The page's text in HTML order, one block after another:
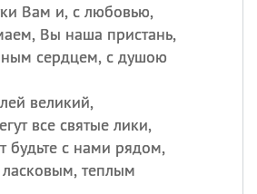
Вам и, с любовью,
Вы наша пристань,
сердцем, с душою
великий,
все святые лики,
будьте с нами рядом,
ласковым, теплым